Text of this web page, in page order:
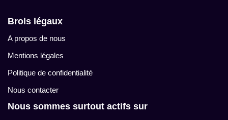
Brols légaux
A propos de nous
Mentions légales
Politique de confidentialité
Nous contacter
Nous sommes surtout actifs sur